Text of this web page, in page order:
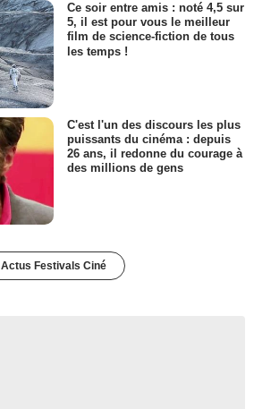
Ce soir entre amis : noté 4,5 sur
5, il est pour vous le meilleur
film de science-fiction de tous
les temps !
C'est l'un des discours les plus
puissants du cinéma : depuis
26 ans, il redonne du courage à
des millions de gens
Actus Festivals Ciné